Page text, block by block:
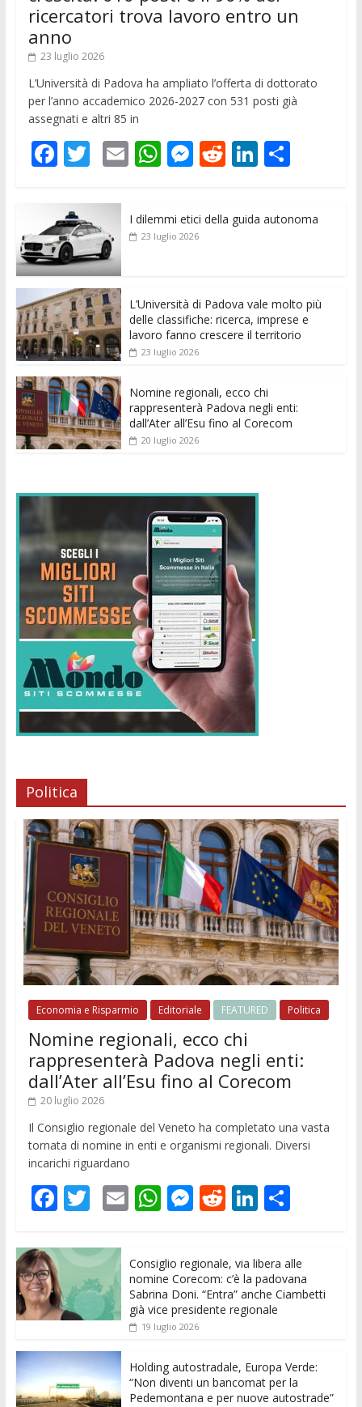
ricercatori trova lavoro entro un
anno
23 luglio 2026
L’Università di Padova ha ampliato l’offerta di dottorato
per l’anno accademico 2026-2027 con 531 posti già
assegnati e altri 85 in
F
e
b
o
o
k
T
itt
er
E
ai
l
W
s
p
M
ss
e
er
R
di
Li
e
C
di
I dilemmi etici della guida autonoma
23 luglio 2026
L’Università di Padova vale molto più
delle classifiche: ricerca, imprese e
lavoro fanno crescere il territorio
23 luglio 2026
Nomine regionali, ecco chi
rappresenterà Padova negli enti:
dall’Ater all’Esu fino al Corecom
20 luglio 2026
Politica
Economia e Risparmio Editoriale FEATURED Politica
Nomine regionali, ecco chi
rappresenterà Padova negli enti:
dall’Ater all’Esu fino al Corecom
20 luglio 2026
Il Consiglio regionale del Veneto ha completato una vasta
tornata di nomine in enti e organismi regionali. Diversi
incarichi riguardano
F
e
b
o
o
k
T
itt
er
E
l
W
at
s
A
p
M
e
n
g
R
di
t
Li
k
e
dI
C
n
di
vi
Consiglio regionale, via libera alle
nomine Corecom: c’è la padovana
Sabrina Doni. “Entra” anche Ciambetti
già vice presidente regionale
19 luglio 2026
Holding autostradale, Europa Verde:
“Non diventi un bancomat per la
Pedemontana e per nuove autostrade”